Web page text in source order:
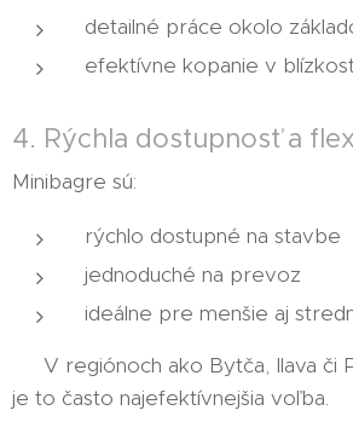
detailné práce okolo
efektívne kopanie v
4. Rýchla dostupnosť a
Minibagre sú:
rýchlo dostupné na stavbe
jednoduché na prevoz
ideálne pre menšie aj
👉 V regiónoch ako Bytča, Ilava či
je to často najefektívnejšia voľba.